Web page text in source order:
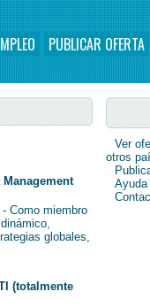
PUBLICAR OFERTA
Management
Como miembro
globales,
(totalmente
Ver
otros
Ayuda